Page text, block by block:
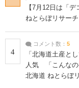
【7月12日は「
ねとらぼリサー
4
コメント数： 5
「北海道土産と
人気 「こんなの
北海道 ねとらぼ